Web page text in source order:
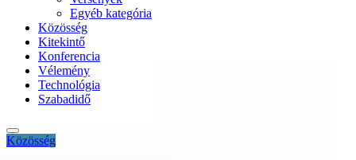
Egyéb kategória
Közösség
Kitekintő
Konferencia
Vélemény
Technológia
Szabadidő
Közösség